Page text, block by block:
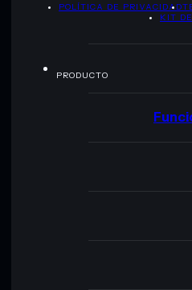
POLÍTICA DE PRIVACIDAD
KIT
PRODUCTO